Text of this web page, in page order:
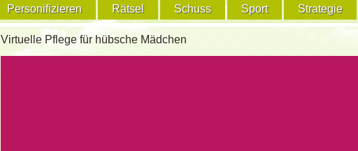
Personifizieren Rätsel Schuss Sport Strategie
Virtuelle Pflege für hübsche Mädchen